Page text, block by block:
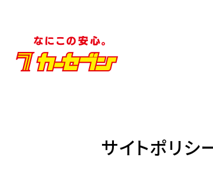
サイトポリシ